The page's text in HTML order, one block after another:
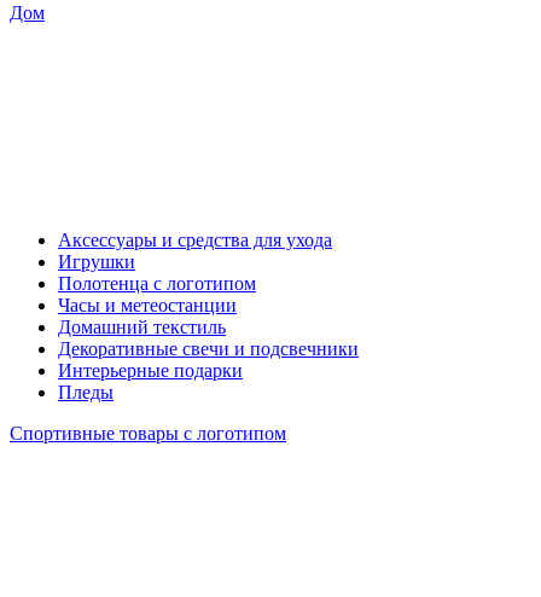
Дом
Аксессуары и средства для ухода
Игрушки
Полотенца с логотипом
Часы и метеостанции
Домашний текстиль
Декоративные свечи и подсвечники
Интерьерные подарки
Пледы
Спортивные товары с логотипом